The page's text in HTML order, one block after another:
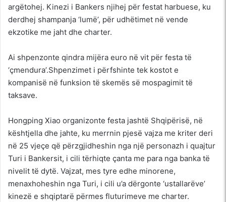
argëtohej. Kinezi i Bankers njihej për festat harbuese, ku
derdhej shampanja ‘lumë’, për udhëtimet në vende
ekzotike me jaht dhe charter.
Ai shpenzonte qindra mijëra euro në vit për festa të
‘çmendura’.Shpenzimet i përfshinte tek kostot e
kompanisë në funksion të skemës së mospagimit të
taksave.
Hongping Xiao organizonte festa jashtë Shqipërisë, në
kështjella dhe jahte, ku merrnin pjesë vajza me kriter deri
në 25 vjeçe që përzgjidheshin nga një personazh i quajtur
Turi i Bankersit, i cili tërhiqte çanta me para nga banka të
nivelit të dytë. Vajzat, mes tyre edhe minorene,
menaxhoheshin nga Turi, i cili u’a dërgonte ‘ustallarëve’
kinezë e shqiptarë përmes fluturimeve me charter.